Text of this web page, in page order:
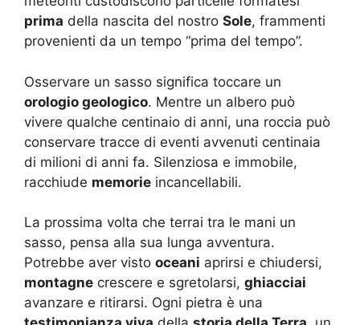
prima della nascita del nostro Sole, frammenti
provenienti da un tempo “prima del tempo”.
Osservare un sasso significa toccare un
orologio geologico. Mentre un albero può
vivere qualche centinaio di anni, una roccia può
conservare tracce di eventi avvenuti centinaia
di milioni di anni fa. Silenziosa e immobile,
racchiude memorie incancellabili.
La prossima volta che terrai tra le mani un
sasso, pensa alla sua lunga avventura.
Potrebbe aver visto oceani aprirsi e chiudersi,
montagne crescere e sgretolarsi, ghiacciai
avanzare e ritirarsi. Ogni pietra è una